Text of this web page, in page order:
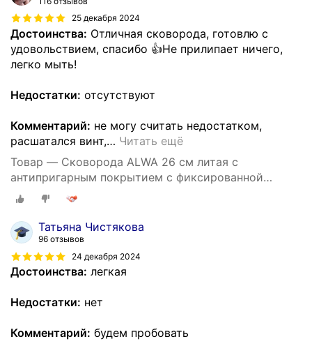
25 декабря 2024
Достоинства: Отличная сковорода, готовлю с
удовольствием, спасибо 👍Не прилипает ничего,
легко мыть!
Недостатки: отсутствуют
Комментарий: не могу считать недостатком,
расшатался винт,… Читать ещё
Товар — Cковорода ALWA 26 см литая с
антипригарным покрытием с фиксированной
ручкой цвет мрамор
Татьяна Чистякова
96 отзывов
24 декабря 2024
Достоинства: легкая
Недостатки: нет
Комментарий: будем пробовать